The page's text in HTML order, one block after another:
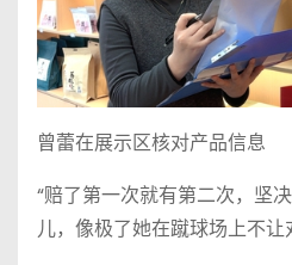
曾蕾在展示区核对产品信息
“赔了第一次就有第二次，坚
儿，像极了她在蹴球场上不让